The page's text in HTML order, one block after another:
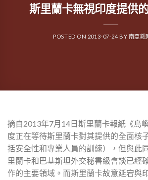
斯里蘭卡無視印度提供
POSTED ON 2013-07-24BY 南亞觀
摘自2013年7月14日斯里蘭卡報紙《島
度正在等待斯里蘭卡對其提供的全面核
括安全性和專業人員的訓練），但與此
里蘭卡和巴基斯坦外交秘書級會談已經
作的主要領域。而斯里蘭卡故意延宕與